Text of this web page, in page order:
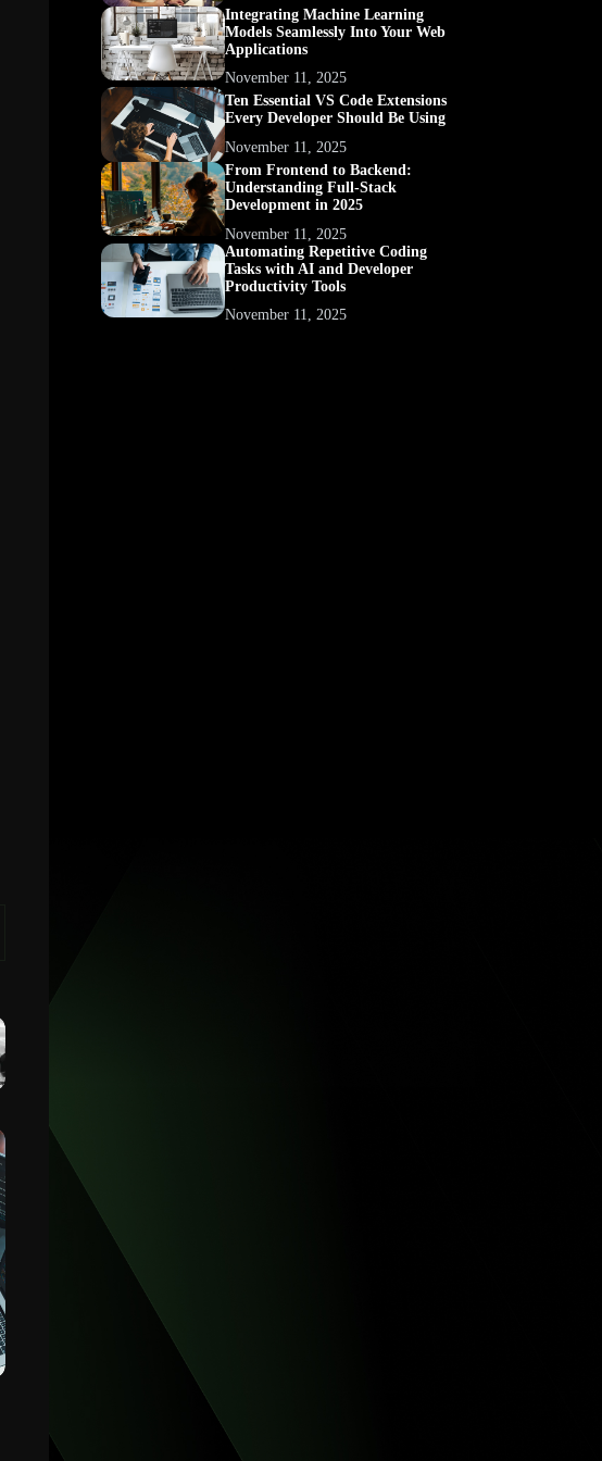
Integrating Machine Learning
Models Seamlessly Into Your Web
Applications
November 11, 2025
Ten Essential VS Code Extensions
Every Developer Should Be Using
November 11, 2025
From Frontend to Backend:
Understanding Full-Stack
Development in 2025
November 11, 2025
Automating Repetitive Coding
Tasks with AI and Developer
Productivity Tools
November 11, 2025